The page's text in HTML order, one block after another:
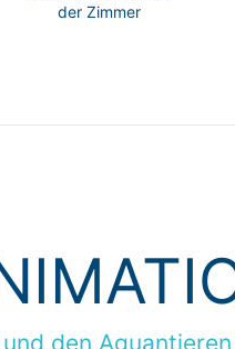
der Zimmer
den Aguantieren